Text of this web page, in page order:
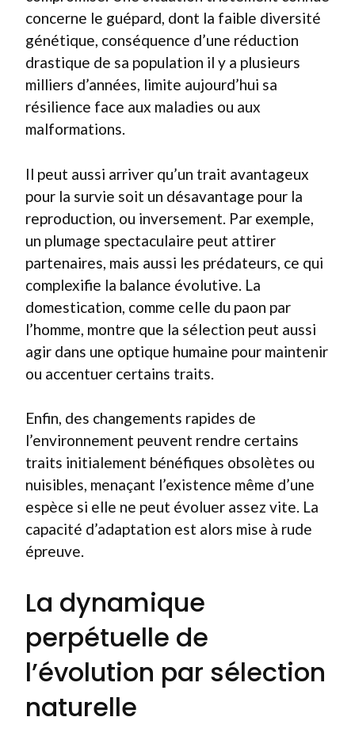
concerne le guépard, dont la faible diversité
génétique, conséquence d’une réduction
drastique de sa population il y a plusieurs
milliers d’années, limite aujourd’hui sa
résilience face aux maladies ou aux
malformations.
Il peut aussi arriver qu’un trait avantageux
pour la survie soit un désavantage pour la
reproduction, ou inversement. Par exemple,
un plumage spectaculaire peut attirer
partenaires, mais aussi les prédateurs, ce qui
complexifie la balance évolutive. La
domestication, comme celle du paon par
l’homme, montre que la sélection peut aussi
agir dans une optique humaine pour maintenir
ou accentuer certains traits.
Enfin, des changements rapides de
l’environnement peuvent rendre certains
traits initialement bénéfiques obsolètes ou
nuisibles, menaçant l’existence même d’une
espèce si elle ne peut évoluer assez vite. La
capacité d’adaptation est alors mise à rude
épreuve.
La dynamique
perpétuelle de
l’évolution par sélection
naturelle